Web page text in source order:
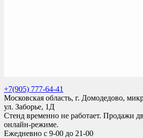
+7(905) 777-64-41
Московская область, г. Домодедово,
ул. Заборье, 1Д
Стенд временно не работает. Продажи
онлайн-режиме.
Ежедневно с 9-00 до 21-00